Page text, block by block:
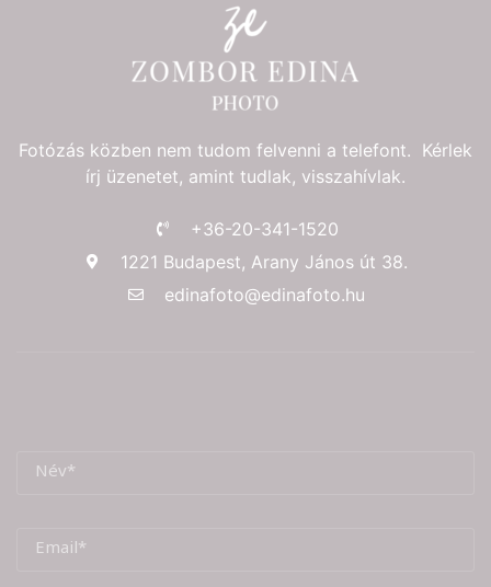
Fotózás közben nem tudom felvenni a telefont. Kérlek
írj üzenetet, amint tudlak, visszahívlak.
+36-20-341-1520
1221 Budapest, Arany János út 38.
edinafoto@edinafoto.hu